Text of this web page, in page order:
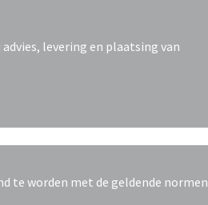
levering en plaatsing van
te worden met de geldende normen